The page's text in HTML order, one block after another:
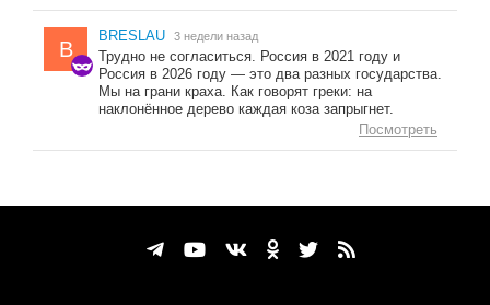
B
BRESLAU 3 недели назад
Трудно не согласиться. Россия в 2021 году и
Россия в 2026 году — это два разных государства.
Мы на грани краха. Как говорят греки: на
наклонённое дерево каждая коза запрыгнет.
Посмотреть